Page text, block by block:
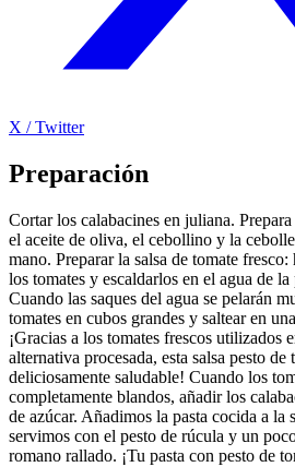
X / Twitter
Preparación
Cortar los calabacines en juliana.
el aceite de oliva, el cebollino y la
mano. Preparar la salsa de tomate
los tomates y escaldarlos en el agua de
Cuando las saques del agua se pelarán
tomates en cubos grandes y saltear en
¡Gracias a los tomates frescos utilizados
alternativa procesada, esta salsa pesto de
deliciosamente saludable! Cuando los
completamente blandos, añadir los
de azúcar. Añadimos la pasta cocida a la
servimos con el pesto de rúcula y un
romano rallado. ¡Tu pasta con pesto de